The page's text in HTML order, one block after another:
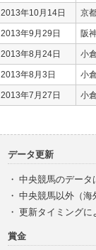
2013年10月14日 京
2013年9月29日 阪
2013年8月24日 小
2013年8月3日 小
2013年7月27日 小
データ更新
・ 中央競馬のデータ
・ 中央競馬以外（海
・ 更新タイミングに
賞金